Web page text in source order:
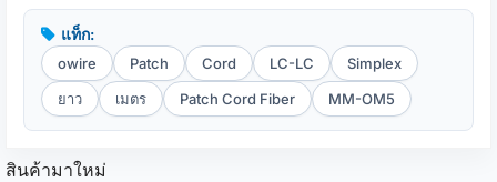
แท็ก:
owire Patch Cord LC-LC
Simplex
ยาว
เมตร Patch Cord Fiber MM-OM5
สินค้ามาใหม่